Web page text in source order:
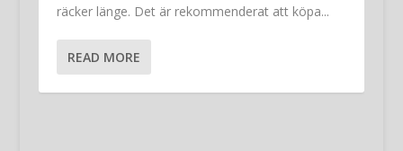
räcker länge. Det är rekommenderat att köpa...
READ MORE